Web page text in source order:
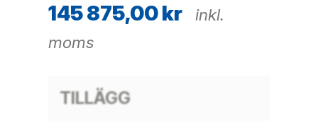
145 875,00kr
inkl.
moms
TILLÄGG